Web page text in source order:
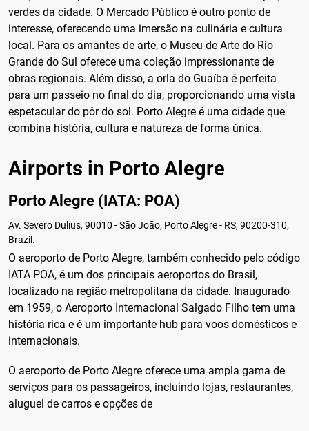
verdes da cidade. O Mercado Público é outro ponto de
interesse, oferecendo uma imersão na culinária e cultura
local. Para os amantes de arte, o Museu de Arte do Rio
Grande do Sul oferece uma coleção impressionante de
obras regionais. Além disso, a orla do Guaíba é perfeita
para um passeio no final do dia, proporcionando uma vista
espetacular do pôr do sol. Porto Alegre é uma cidade que
combina história, cultura e natureza de forma única.
Airports in Porto Alegre
Porto Alegre (IATA: POA)
Av. Severo Dulius, 90010 - São João, Porto Alegre - RS, 90200-310,
Brazil.
O aeroporto de Porto Alegre, também conhecido pelo código
IATA POA, é um dos principais aeroportos do Brasil,
localizado na região metropolitana da cidade. Inaugurado
em 1959, o Aeroporto Internacional Salgado Filho tem uma
história rica e é um importante hub para voos domésticos e
internacionais.
O aeroporto de Porto Alegre oferece uma ampla gama de
serviços para os passageiros, incluindo lojas, restaurantes,
aluguel de carros e opções de